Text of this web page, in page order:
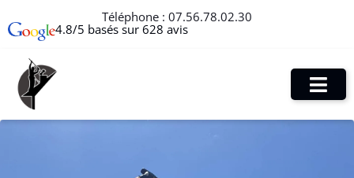
Téléphone : 07.56.78.02.30
4.8/5 basés sur 628 avis